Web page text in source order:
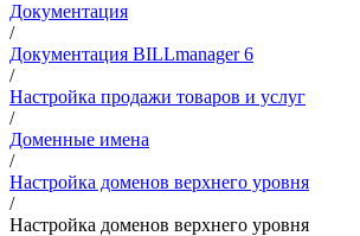
Документация
/
Документация BILLmanager 6
/
Настройка продажи товаров и услуг
/
Доменные имена
/
Настройка доменов верхнего уровня
/
Настройка доменов верхнего уровня